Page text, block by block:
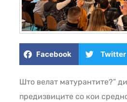
Facebook Twitter
Што велат матурантите?”
предизвиците со кои